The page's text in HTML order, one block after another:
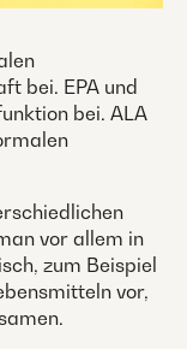
bei. EPA und
bei. ALA
vor allem in
zum Beispiel
vor,